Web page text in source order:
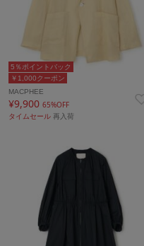
￥1,000クーポン
5％ポイントバック
MACPHEE
¥9,900 65%OFF
タイムセール 再入荷